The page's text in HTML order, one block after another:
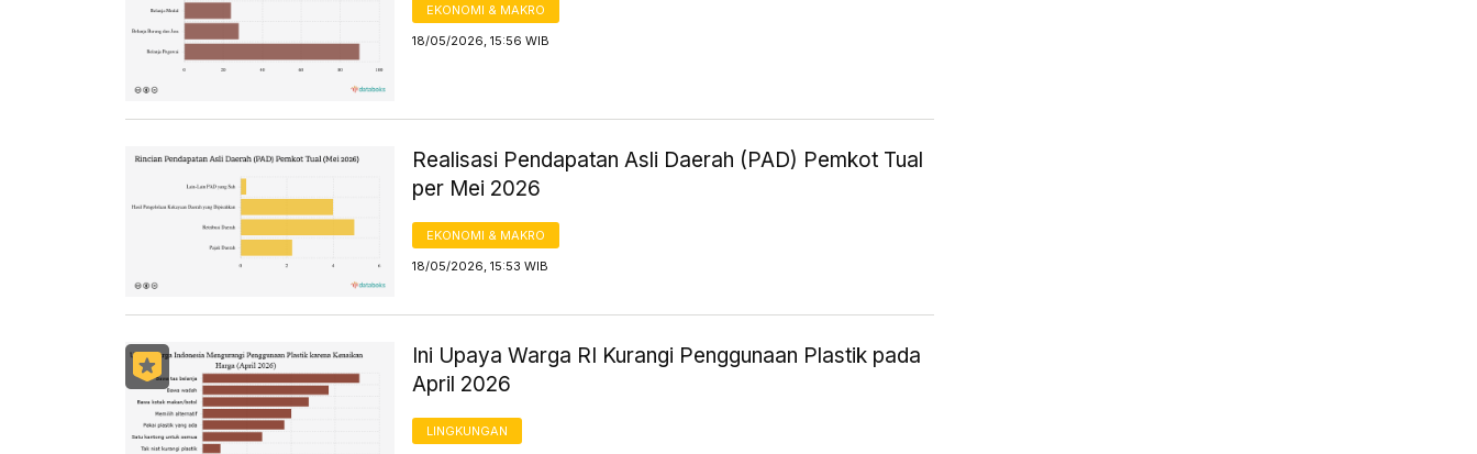
EKONOMI & MAKRO
18/05/2026, 15:56 WIB
Realisasi Pendapatan Asli Daerah (PAD) Pemkot Tual
per Mei 2026
EKONOMI & MAKRO
18/05/2026, 15:53 WIB
Ini Upaya Warga RI Kurangi Penggunaan Plastik pada
April 2026
LINGKUNGAN